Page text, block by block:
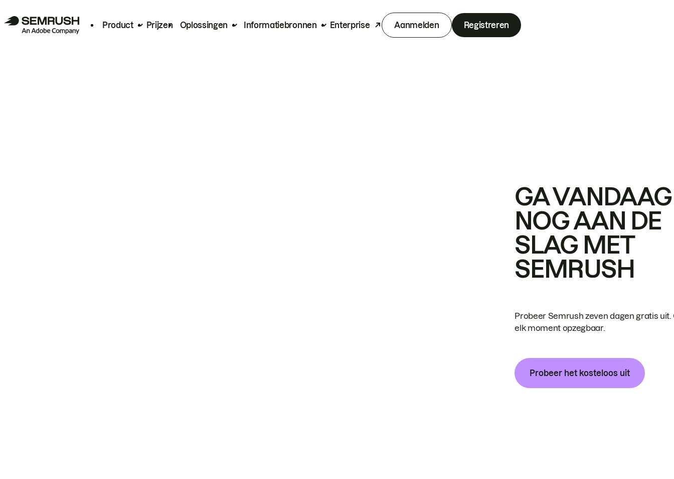
Product Prijzen Oplossingen Informatiebronnen Enterprise Aanmelden Registreren
GA VANDAAG
NOG AAN DE
SLAG MET
SEMRUSH
Probeer Semrush zeven dagen gratis uit.
elk moment opzegbaar.
Probeer het kosteloos uit